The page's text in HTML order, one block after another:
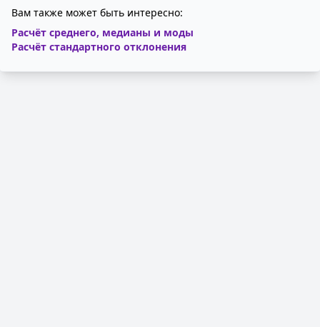
Вам также может быть интересно:
Расчёт среднего, медианы и моды
Расчёт стандартного отклонения